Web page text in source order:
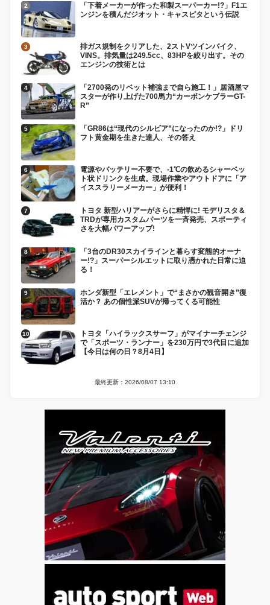
「下着メーカーが作った和製スーパーカー!?」F1エ
ンジンを積んだジオット・キャスピタという伝説
排ガス規制をクリアした、2ストVツインバイク、
VINS。排気量は249.5cc、83HPを絞り出す。その
エンジンの技術とは
「2700発のリベット補強まで自ら施工！」居酒屋マ
スターが作り上げた700馬力“カーボンケブラーGT-
R”
「GR86は“現代のシルビア”になったのか!?」ドリ
フト黄金期を生きた達人、その答え
電源やバッテリー不要で、-1℃の飲めるシャーベッ
ト状ドリンクを生成。現場作業やアウトドアに「ア
イススラリーメーカー」が便利！
トヨタ 新型ハリアーがさらに精悍に! モデリスタ＆
TRDが専用カスタムパーツを一斉発売、スポーティ
さを大幅パワーアップ!
「3台のDR30スカイラインと暮らす変態的オーナ
ー!?」スーパーシルエットに取り憑かれた日常に迫
る！
ホンダ新型「エレメント」で“まさかの観音開き”復
活か？ あの個性派SUVが帰ってくる可能性
トヨタ「ハイラックスサーフ」がマイナーチェンジ
で「スポーツ・ランナー」を230万円で3代目に追加
【今日は何の日？8月4日】
最終更新：2026/08/07 13:10